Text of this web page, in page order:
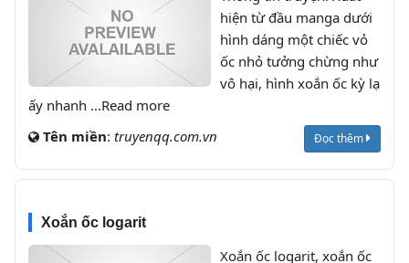
hiện từ đầu manga dưới
hình dáng một chiếc vỏ
ốc nhỏ tưởng chừng như
vô hại, hình xoắn ốc kỳ lạ
ấy nhanh ...Read more
Tên miền: truyenqq.com.vn Đọc thêm
Xoắn ốc logarit
Xoắn ốc logarit, xoắn ốc